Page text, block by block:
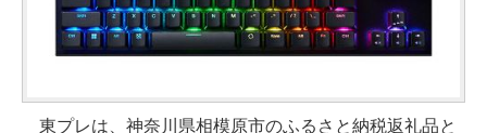
東プレは、神奈川県相模原市のふるさと納税返礼品と